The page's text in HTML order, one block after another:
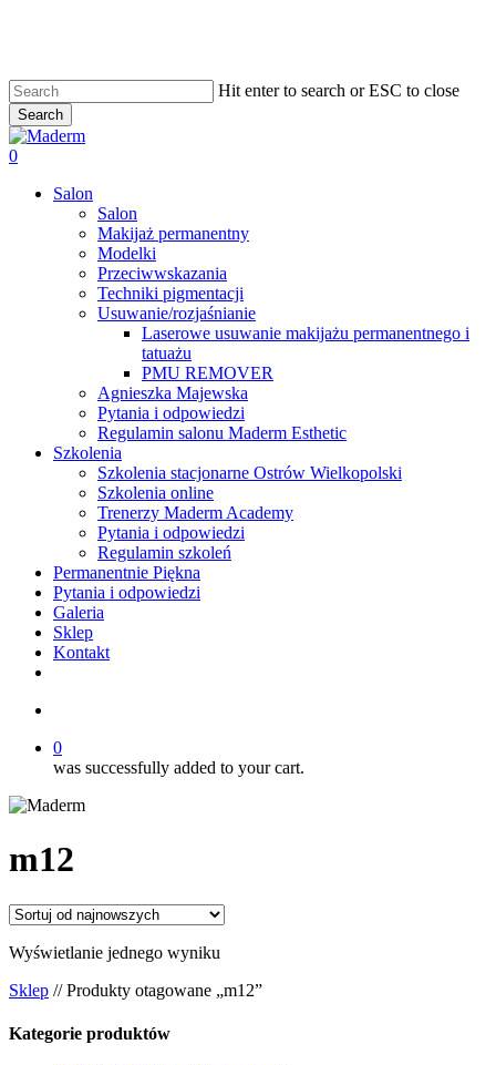
content
Hit enter to search or ESC to close
Search
Close
Search
search
0
Salon
Salon
Makijaż permanentny
Modelki
Przeciwwskazania
Techniki pigmentacji
Usuwanie/rozjaśnianie
Laserowe usuwanie makijażu permanentnego i
tatuażu
PMU REMOVER
Agnieszka Majewska
Pytania i odpowiedzi
Regulamin salonu Maderm Esthetic
Szkolenia
Szkolenia stacjonarne Ostrów Wielkopolski
Szkolenia online
Trenerzy Maderm Academy
Pytania i odpowiedzi
Regulamin szkoleń
Permanentnie Piękna
Pytania i odpowiedzi
Galeria
Sklep
Kontakt
0
was successfully added to your cart.
m12
Wyświetlanie jednego wyniku
Sklep // Produkty otagowane „m12”
Kategorie produktów